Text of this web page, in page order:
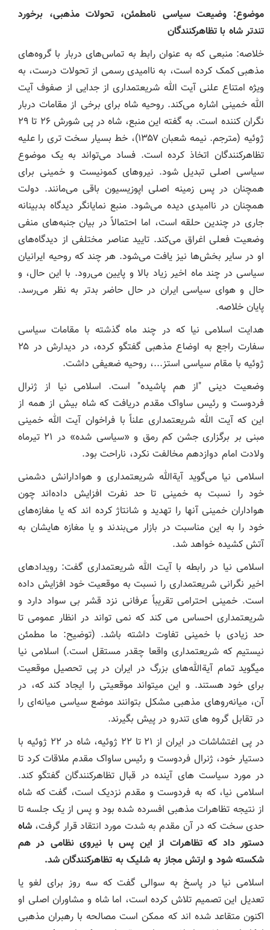
موضوع: وضیعت سیاسی نامطمئن، تحولات مذهبی، برخورد
تندتر شاه با تظاهرکنندگان
خلاصه: منبعی که به عنوان رابط به تماس‌های دربار با گروه‌های
مذهبی کمک کرده است، به ناامیدی رسمی از تحولات درست، به
ویژه امتناع علنی آیت الله شریعتمداری از جدایی از صفوف آیت
الله خمینی اشاره می‌کند. روحیه شاه برای برخی از مقامات دربار
نگران کننده است. به گفته این منبع، شاه در پی شورش ۲۶ تا ۲۹
ژوئیه (مترجم. نیمه شعبان ۱۳۵۷)، خط بسیار سخت تری را علیه
تظاهرکنندگان اتخاذ کرده است. فساد می‌تواند به یک موضوع
سیاسی اصلی تبدیل شود. نیروهای کمونیست و خمینی برای
همچنان در پس زمینه اصلی اپوزیسیون باقی می‌مانند. دولت
همچنان در ناامیدی دیده می‌شود. منبع نمایانگر دیدگاه بدبینانه
جاری در چندین حلقه است، اما احتمالاً در بیان جنبه‌های منفی
وضعیت فعلی اغراق می‌کند. تایید عناصر مختلفی از دیدگاه‌های
او در سایر بخش‌ها نیز یافت می‌شود. هر چند که روحیه ایرانیان
سیاسی در چند ماه اخیر زیاد بالا و پایین می‌رود. با این حال، و
حال و هوای سیاسی ایران در حال حاضر بدتر به نظر می‌رسد.
پایان خلاصه.
هدایت اسلامی نیا که در چند ماه گذشته با مقامات سیاسی
سفارت راجع به اوضاع مذهبی گفتگو کرده، در دیدارش در ۲۵
ژوئیه با مقام سیاسی استز...، روحیه ضعیفی داشت.
وضعیت دینی "از هم پاشیده" است. اسلامی نیا از ژنرال
فردوست و رئیس ساواک مقدم دریافت که شاه بیش از همه از
این که آیت الله شریعتمداری علناً با فراخوان آیت الله خمینی
مبنی بر برگزاری جشن کم رمق و «سیاسی شده» در ۲۱ تیرماه
ولادت امام دوازدهم مخالفت نکرد، ناراحت بود.
اسلامی نیا می‌گوید آیةالله شریعتمداری و هوادارانش دشمنی
خود را نسبت به خمینی تا حد نفرت افزایش داده‌اند چون
هواداران خمینی آنها را تهدید و شانتاژ کرده اند که یا مغازه‌های
خود را به این مناسبت در بازار می‌بندند و یا مغازه هایشان به
آتش کشیده خواهد شد.
اسلامی نیا در رابطه با آیت الله شریعتمداری گفت: رویدادهای
اخیر نگرانی شریعتمداری را نسبت به موقعیت خود افزایش داده
است. خمینی احترامی تقریباً عرفانی نزد قشر بی سواد دارد و
شریعتمداری احساس می کند که نمی تواند در انظار عمومی تا
حد زیادی با خمینی تفاوت داشته باشد. (توضیح: ما مطمئن
نیستیم که شریعتمداری واقعا چقدر مستقل است.) اسلامی نیا
میگوید تمام آیةالله‌های بزرگ در ایران در پی تحصیل موقعیت
برای خود هستند. و این میتواند موقعیتی را ایجاد کند که، در
آن، میانه‌روهای مذهبی مشکل بتوانند موضع سیاسی میانه‌ای را
در تقابل گروه های تندرو در پیش بگیرند.
در پی اغتشاشات در ایران از ۲۱ تا ۲۲ ژوئیه، شاه در ۲۲ ژوئیه با
دستیار خود، ژنرال فردوست و رئیس ساواک مقدم ملاقات کرد تا
در مورد سیاست های آینده در قبال تظاهرکنندگان گفتگو کند.
اسلامی نیا، که به فردوست و مقدم نزدیک است، گفت که شاه
از نتیجه تظاهرات مذهبی افسرده شده بود و پس از یک جلسه تا
حدی سخت که در آن مقدم به شدت مورد انتقاد قرار گرفت،شاه
دستور داد که تظاهرات از این پس با نیروی نظامی در هم
شکسته شود و ارتش مجاز به شلیک به تظاهرکنندگان شد.
اسلامی نیا در پاسخ به سوالی گفت که سه روز برای لغو یا
تعدیل این تصمیم تلاش کرده است، اما شاه و مشاوران اصلی او
اکنون متقاعد شده اند که ممکن است مصالحه با رهبران مذهبی